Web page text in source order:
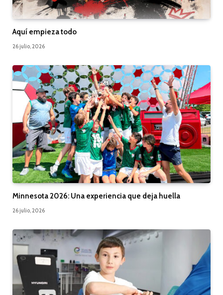
Aquí empieza todo
26 julio, 2026
Minnesota 2026: Una experiencia que deja huella
26 julio, 2026